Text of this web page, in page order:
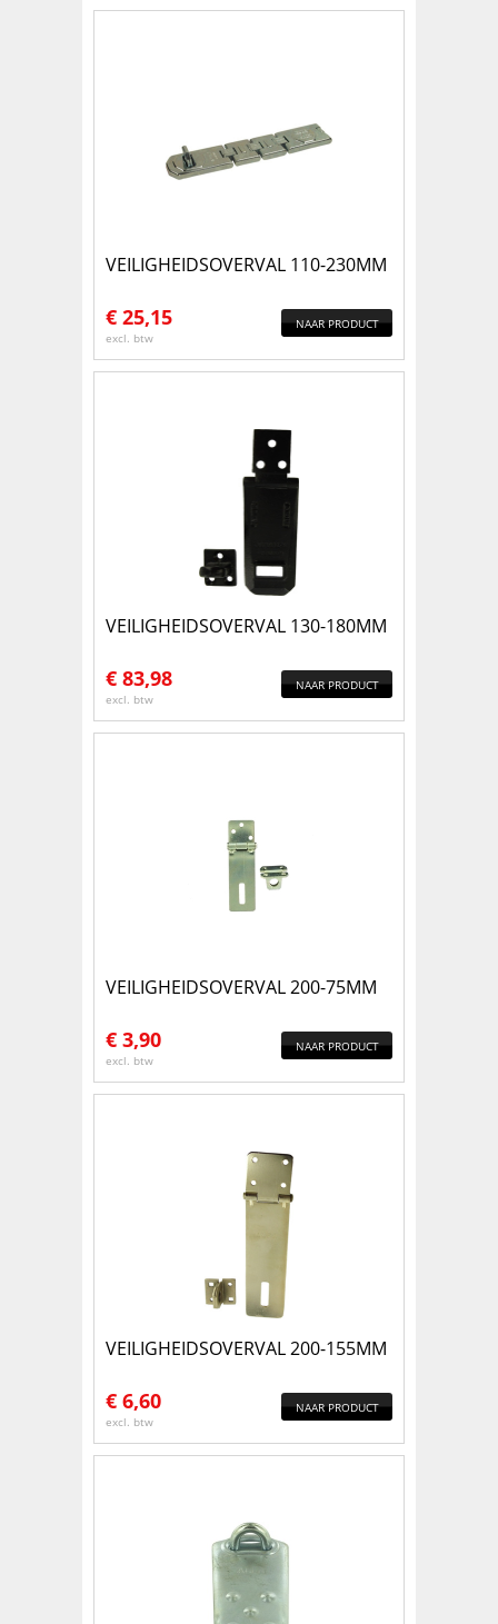
VEILIGHEIDSOVERVAL 110-230MM
€ 25,15
excl. btw
NAAR PRODUCT
VEILIGHEIDSOVERVAL 130-180MM
€ 83,98
excl. btw
NAAR PRODUCT
VEILIGHEIDSOVERVAL 200-75MM
€ 3,90
excl. btw
NAAR PRODUCT
VEILIGHEIDSOVERVAL 200-155MM
€ 6,60
excl. btw
NAAR PRODUCT